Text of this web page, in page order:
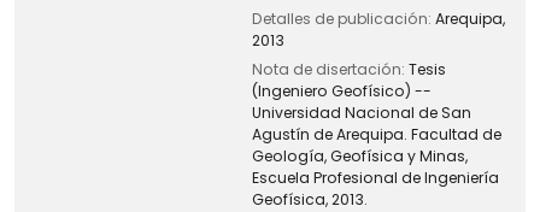
Detalles de publicación: Arequipa,
2013
Nota de disertación: Tesis
(Ingeniero Geofísico) --
Universidad Nacional de San
Agustín de Arequipa. Facultad de
Geología, Geofísica y Minas,
Escuela Profesional de Ingeniería
Geofísica, 2013.